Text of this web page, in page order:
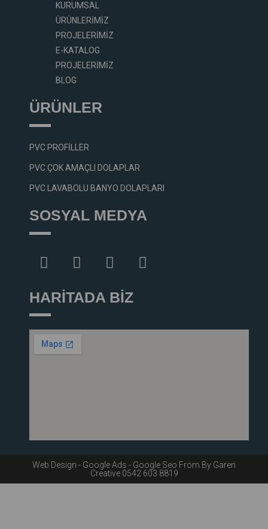
KURUMSAL
ÜRÜNLERIMIZ
PROJELERIMIZ
E-KATALOG
PROJELERIMIZ
BLOG
ÜRÜNLER
PVC PROFILLER
PVC ÇOK AMAÇLI DOLAPLAR
PVC LAVABOLU BANYO DOLAPLARI
SOSYAL MEDYA
HARİTADA BİZ
Web Design - Google Ads - Google Seo From By Garen
Creative 0542 603 8819